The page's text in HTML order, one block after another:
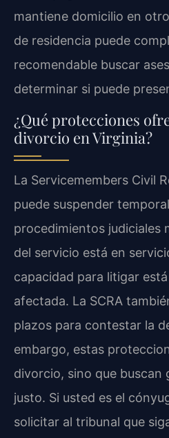
mantiene domicilio en
de residencia puede
recomendable buscar
determinar si puede
¿Qué protecciones
divorcio en Virginia?
La Servicemembers Civil
puede suspender
procedimientos judiciales
del servicio está en
capacidad para litigar
afectada. La SCRA
plazos para contestar la
embargo, estas
divorcio, sino que buscan
justo. Si usted es el
solicitar al tribunal que